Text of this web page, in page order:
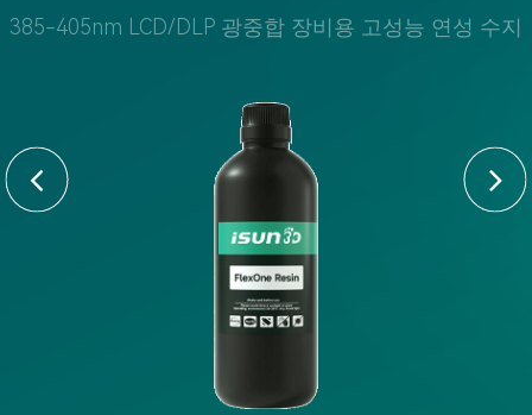
385-405nm LCD/DLP 광중합 장비용 고성능 연성 수지